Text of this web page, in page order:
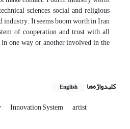
sciences, social and religious
It seems boom worth in Iran
of cooperation and trust with all
one way or another involved in the
کلیدواژه‌ها English
Innovation System artist